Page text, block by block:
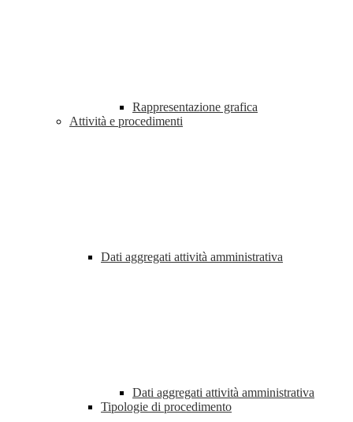
Rappresentazione grafica
Attività e procedimenti
Dati aggregati attività amministrativa
Dati aggregati attività amministrativa
Tipologie di procedimento